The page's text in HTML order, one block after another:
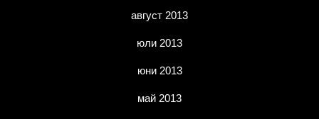
август 2013
юли 2013
юни 2013
май 2013